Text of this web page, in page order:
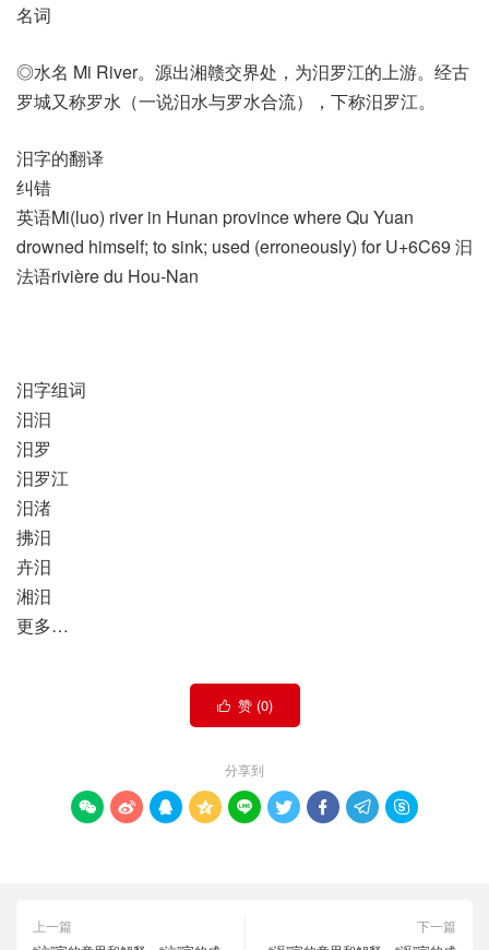
名词
◎水名 Mi River。源出湘赣交界处，为汨罗江的上游。经古
罗城又称罗水（一说汨水与罗水合流），下称汨罗江。
汨字的翻译
纠错
英语Mi(luo) river in Hunan province where Qu Yuan
drowned himself; to sink; used (erroneously) for U+6C69 汩
法语rivière du Hou-Nan
汨字组词
汨汩
汨罗
汨罗江
汨渚
拂汨
卉汨
湘汨
更多…
 赞 (0)
分享到
        
上一篇
下一篇